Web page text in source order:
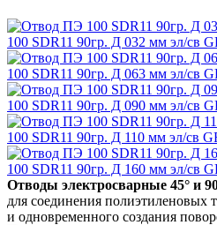
100 SDR11 90гр. Д 032 мм эл/св
100 SDR11 90гр. Д 063 мм эл/св
100 SDR11 90гр. Д 090 мм эл/св
100 SDR11 90гр. Д 110 мм эл/св
100 SDR11 90гр. Д 160 мм эл/св
Отводы электросварные 45° и
для соединения полиэтиленовых
и одновременного создания